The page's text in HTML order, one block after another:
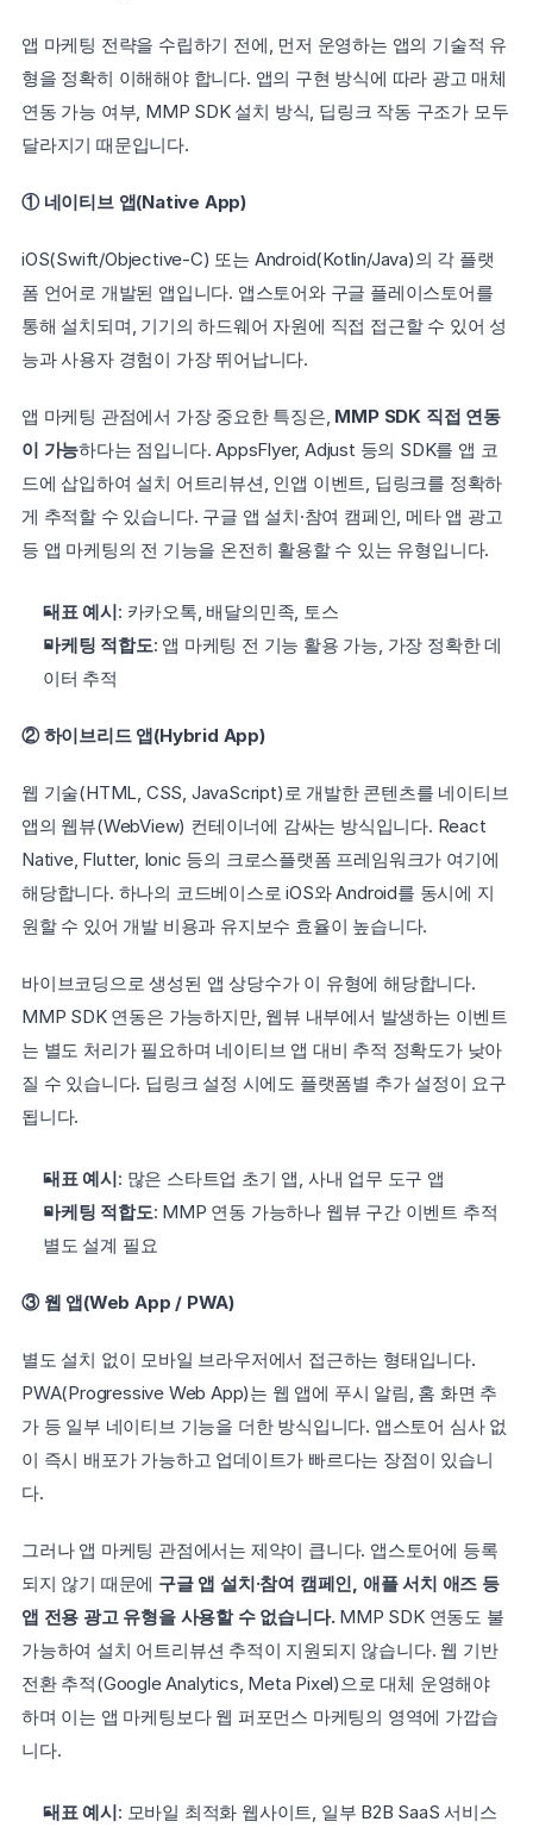
앱 마케팅 전략을 수립하기 전에, 먼저 운영하는 앱의 기술적 유
형을 정확히 이해해야 합니다. 앱의 구현 방식에 따라 광고 매체
연동 가능 여부, MMP SDK 설치 방식, 딥링크 작동 구조가 모두
달라지기 때문입니다.
① 네이티브 앱(Native App)
iOS(Swift/Objective-C) 또는 Android(Kotlin/Java)의 각 플랫
폼 언어로 개발된 앱입니다. 앱스토어와 구글 플레이스토어를
통해 설치되며, 기기의 하드웨어 자원에 직접 접근할 수 있어 성
능과 사용자 경험이 가장 뛰어납니다.
앱 마케팅 관점에서 가장 중요한 특징은, MMP SDK 직접 연동
이 가능하다는 점입니다. AppsFlyer, Adjust 등의 SDK를 앱 코
드에 삽입하여 설치 어트리뷰션, 인앱 이벤트, 딥링크를 정확하
게 추적할 수 있습니다. 구글 앱 설치·참여 캠페인, 메타 앱 광고
등 앱 마케팅의 전 기능을 온전히 활용할 수 있는 유형입니다.
대표 예시: 카카오톡, 배달의민족, 토스
마케팅 적합도: 앱 마케팅 전 기능 활용 가능, 가장 정확한 데
이터 추적
② 하이브리드 앱(Hybrid App)
웹 기술(HTML, CSS, JavaScript)로 개발한 콘텐츠를 네이티브
앱의 웹뷰(WebView) 컨테이너에 감싸는 방식입니다. React
Native, Flutter, Ionic 등의 크로스플랫폼 프레임워크가 여기에
해당합니다. 하나의 코드베이스로 iOS와 Android를 동시에 지
원할 수 있어 개발 비용과 유지보수 효율이 높습니다.
바이브코딩으로 생성된 앱 상당수가 이 유형에 해당합니다.
MMP SDK 연동은 가능하지만, 웹뷰 내부에서 발생하는 이벤트
는 별도 처리가 필요하며 네이티브 앱 대비 추적 정확도가 낮아
질 수 있습니다. 딥링크 설정 시에도 플랫폼별 추가 설정이 요구
됩니다.
대표 예시: 많은 스타트업 초기 앱, 사내 업무 도구 앱
마케팅 적합도: MMP 연동 가능하나 웹뷰 구간 이벤트 추적
별도 설계 필요
③ 웹 앱(Web App / PWA)
별도 설치 없이 모바일 브라우저에서 접근하는 형태입니다.
PWA(Progressive Web App)는 웹 앱에 푸시 알림, 홈 화면 추
가 등 일부 네이티브 기능을 더한 방식입니다. 앱스토어 심사 없
이 즉시 배포가 가능하고 업데이트가 빠르다는 장점이 있습니
다.
그러나 앱 마케팅 관점에서는 제약이 큽니다. 앱스토어에 등록
되지 않기 때문에 구글 앱 설치·참여 캠페인, 애플 서치 애즈 등
앱 전용 광고 유형을 사용할 수 없습니다. MMP SDK 연동도 불
가능하여 설치 어트리뷰션 추적이 지원되지 않습니다. 웹 기반
전환 추적(Google Analytics, Meta Pixel)으로 대체 운영해야
하며 이는 앱 마케팅보다 웹 퍼포먼스 마케팅의 영역에 가깝습
니다.
대표 예시: 모바일 최적화 웹사이트, 일부 B2B SaaS 서비스